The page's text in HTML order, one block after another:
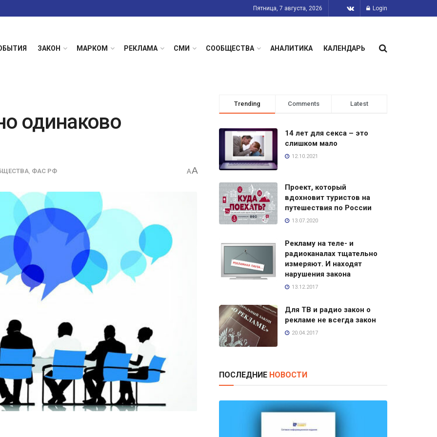
Пятница, 7 августа, 2026 Login
ЗАКОН МАРКОМ РЕКЛАМА СМИ СООБЩЕСТВА АНАЛИТИКА КАЛЕНДАРЬ
одинаково
ФАС РФ AA
Trending Comments Latest
14 лет для секса – это
слишком мало
12.10.2021
Проект, который
вдохновит туристов на
путешествия по России
13.07.2020
Рекламу на теле- и
радиоканалах тщательно
измеряют. И находят
нарушения закона
13.12.2017
Для ТВ и радио закон о
рекламе не всегда закон
20.04.2017
ПОСЛЕДНИЕ НОВОСТИ